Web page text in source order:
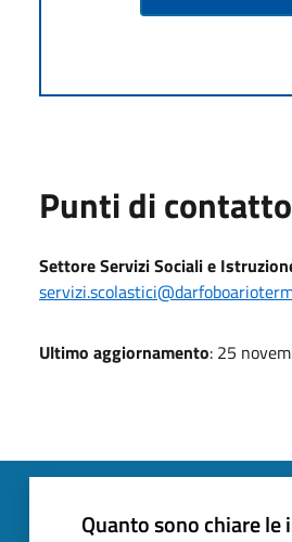
Punti di contatto
Settore Servizi Sociali e
Ultimo aggiornamento: 25
Quanto sono chiare